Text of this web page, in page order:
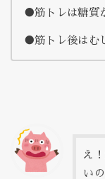
●筋トレは糖質
●筋トレ後はむ
え
い